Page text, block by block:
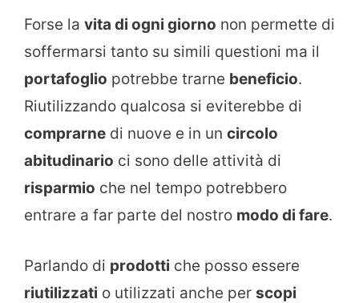
Forse la vita di ogni giorno non permette di
soffermarsi tanto su simili questioni ma il
portafoglio potrebbe trarne beneficio.
Riutilizzando qualcosa si eviterebbe di
comprarne di nuove e in un circolo
abitudinario ci sono delle attività di
risparmio che nel tempo potrebbero
entrare a far parte del nostro modo di fare.
Parlando di prodotti che posso essere
riutilizzati o utilizzati anche per scopi